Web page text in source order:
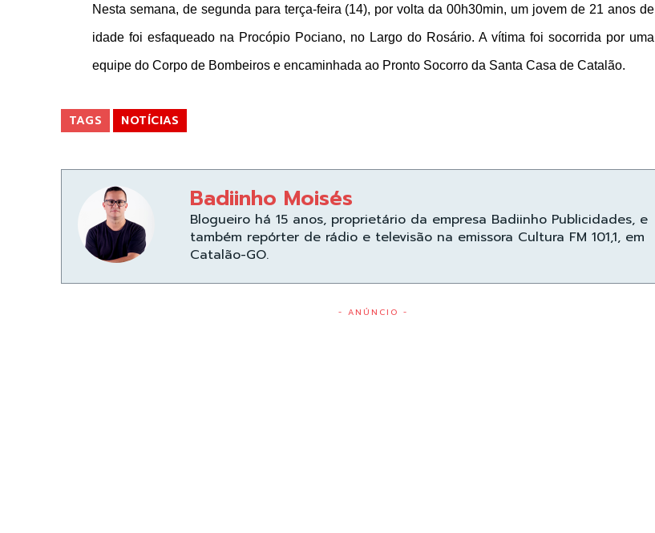
Nesta semana, de segunda para terça-feira (14), por volta da 00h30min, um jovem de 21 anos de
idade foi esfaqueado na Procópio Pociano, no Largo do Rosário. A vítima foi socorrida por uma
equipe do Corpo de Bombeiros e encaminhada ao Pronto Socorro da Santa Casa de Catalão.
TAGS NOTÍCIAS
Badiinho Moisés
Blogueiro há 15 anos, proprietário da empresa Badiinho Publicidades, e
também repórter de rádio e televisão na emissora Cultura FM 101,1, em
Catalão-GO.
- ANÚNCIO -